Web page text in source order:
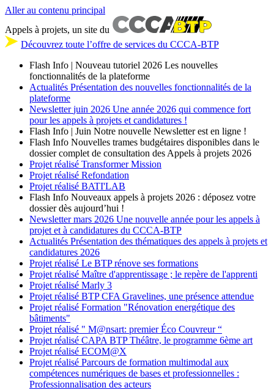
Aller au contenu principal
Appels à projets, un site du
Découvrez toute l’offre de services du CCCA-BTP
Flash Info | Nouveau tutoriel 2026 Les nouvelles
fonctionnalités de la plateforme
Actualités Présentation des nouvelles fonctionnalités de la
plateforme
Newsletter juin 2026 Une année 2026 qui commence fort
pour les appels à projets et candidatures !
Flash Info | Juin Notre nouvelle Newsletter est en ligne !
Flash Info Nouvelles trames budgétaires disponibles dans le
dossier complet de consultation des Appels à projets 2026
Projet réalisé Transformer Mission
Projet réalisé Refondation
Projet réalisé BATI'LAB
Flash Info Nouveaux appels à projets 2026 : déposez votre
dossier dès aujourd’hui !
Newsletter mars 2026 Une nouvelle année pour les appels à
projet et à candidatures du CCCA-BTP
Actualités Présentation des thématiques des appels à projets et
candidatures 2026
Projet réalisé Le BTP rénove ses formations
Projet réalisé Maître d'apprentissage ; le repère de l'apprenti
Projet réalisé Marly 3
Projet réalisé BTP CFA Gravelines, une présence attendue
Projet réalisé Formation "Rénovation energétique des
bâtiments"
Projet réalisé " M@nsart: premier Éco Couvreur “
Projet réalisé CAPA BTP Théâtre, le programme 6ème art
Projet réalisé ECOM@X
Projet réalisé Parcours de formation multimodal aux
compétences numériques de bases et professionnelles :
Professionnalisation des acteurs